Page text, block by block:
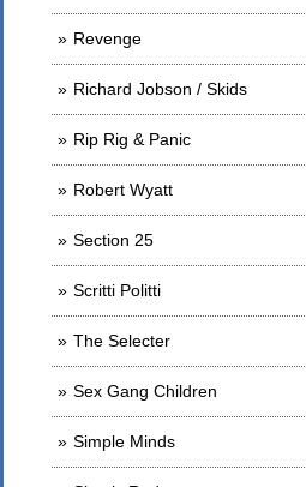
Revenge
Richard Jobson / Skids
Rip Rig & Panic
Robert Wyatt
Section 25
Scritti Politti
The Selecter
Sex Gang Children
Simple Minds